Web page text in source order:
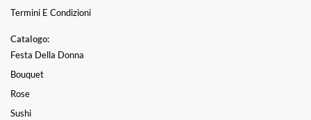
Termini E Condizioni
Catalogo:
Festa Della Donna
Bouquet
Rose
Sushi